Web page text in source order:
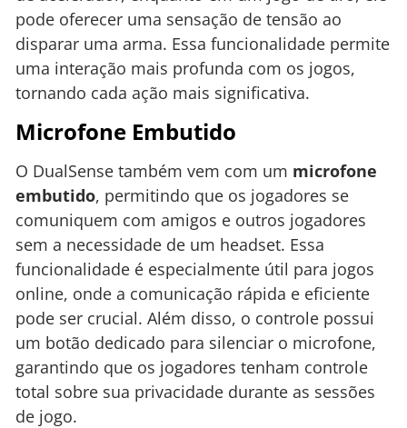
pode oferecer uma sensação de tensão ao
disparar uma arma. Essa funcionalidade permite
uma interação mais profunda com os jogos,
tornando cada ação mais significativa.
Microfone Embutido
O DualSense também vem com um microfone
embutido, permitindo que os jogadores se
comuniquem com amigos e outros jogadores
sem a necessidade de um headset. Essa
funcionalidade é especialmente útil para jogos
online, onde a comunicação rápida e eficiente
pode ser crucial. Além disso, o controle possui
um botão dedicado para silenciar o microfone,
garantindo que os jogadores tenham controle
total sobre sua privacidade durante as sessões
de jogo.